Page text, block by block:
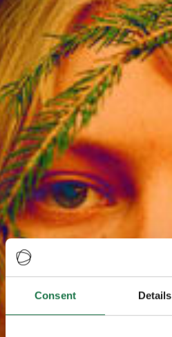
Consent Details